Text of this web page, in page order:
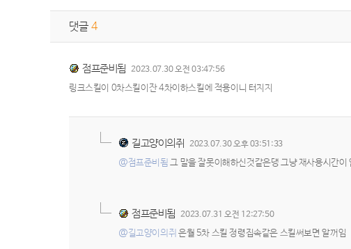
댓글 4
점프준비됨 2023.07.30 오전 03:47:56
링크스킬이 0차스킬이잔 4차이하스킬에 적용이니 터지지
길고양이의쥐 2023.07.30 오후 03:51:33
@점프준비됨 그 말을 잘못이해하신것같은댕 그냥 재사용시간
점프준비됨 2023.07.31 오전 12:27:50
@길고양이의쥐 은월 5차 스킬 정령집속같은 스킬써보면 알꺼임